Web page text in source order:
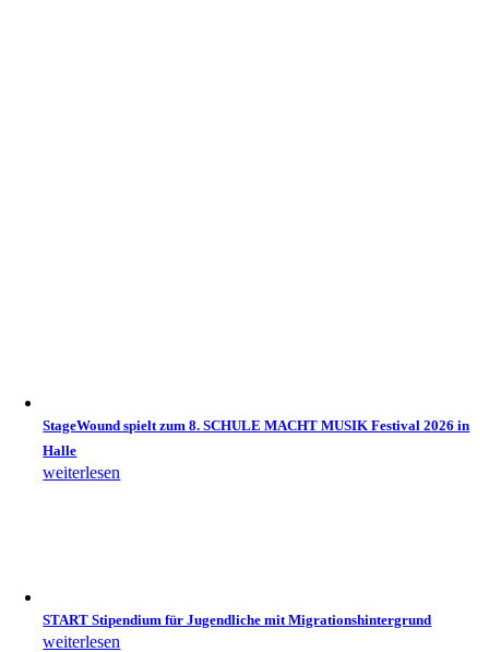
StageWound spielt zum 8. SCHULE MACHT MUSIK Festival 2026 in
Halle
weiterlesen
START Stipendium für Jugendliche mit Migrationshintergrund
weiterlesen